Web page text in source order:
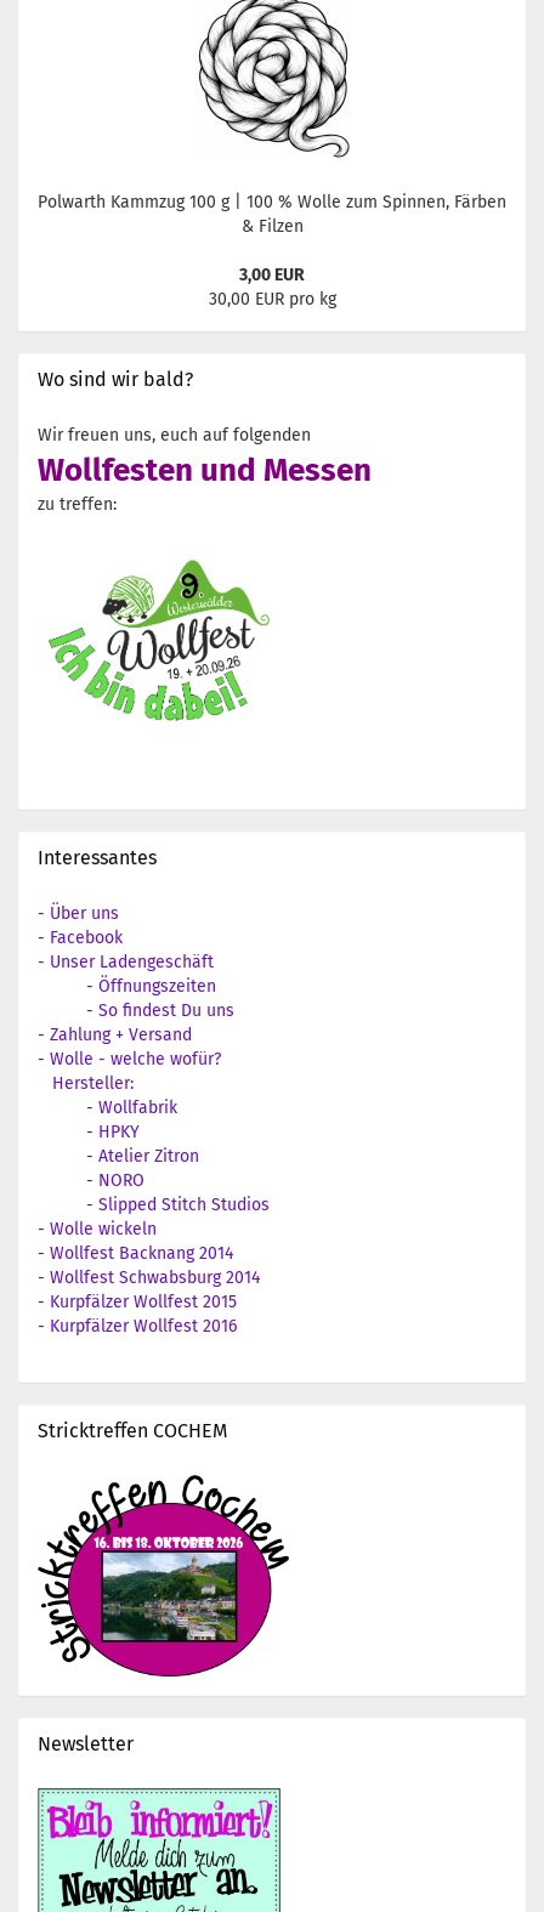
Polwarth Kammzug 100 g | 100 % Wolle zum Spinnen, Färben
& Filzen
3,00 EUR
30,00 EUR pro kg
Wo sind wir bald?
Wir freuen uns, euch auf folgenden
Wollfesten und Messen
zu treffen:
Interessantes
- Über uns
- Facebook
- Unser Ladengeschäft
- Öffnungszeiten
- So findest Du uns
- Zahlung + Versand
- Wolle - welche wofür?
Hersteller:
- Wollfabrik
- HPKY
- Atelier Zitron
- NORO
- Slipped Stitch Studios
- Wolle wickeln
- Wollfest Backnang 2014
- Wollfest Schwabsburg 2014
- Kurpfälzer Wollfest 2015
- Kurpfälzer Wollfest 2016
Stricktreffen COCHEM
Newsletter